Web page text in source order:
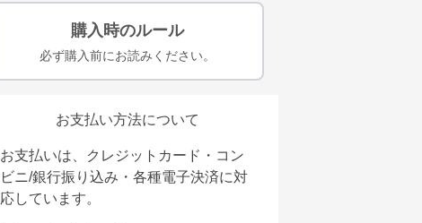
購入時のルール
必ず購入前にお読みください。
お支払い方法について
お支払いは、クレジットカード・コン
ビニ/銀行振り込み・各種電子決済に対
応しています。